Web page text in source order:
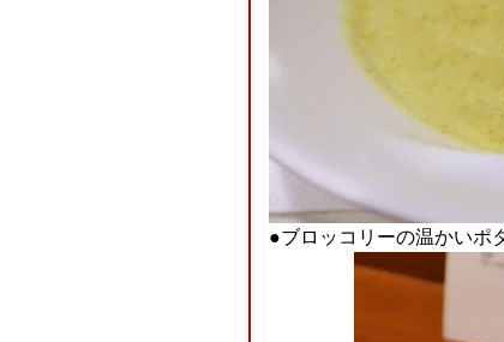
●ブロッコリーの温かいポ